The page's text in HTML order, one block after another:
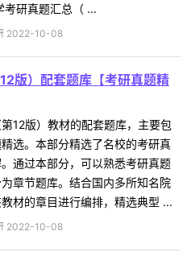
考研真题汇总（ ...
2022-10-08
版）配套题库【考研真题精
12版）教材的配套题库，主要包
选。本部分精选了名校的考研真
通过本部分，可以熟悉考研真题
章节题库。结合国内多所知名院
材的章目进行编排，精选典型 ...
2022-10-08